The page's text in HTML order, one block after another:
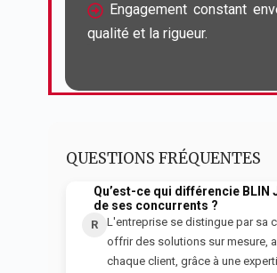
Engagement constant
qualité et la rigueur.
QUESTIONS FRÉQUENTES
Qu’est-ce qui différencie BLIN
de ses concurrents ?
R
L'entreprise se distingue par sa
offrir des solutions sur mesure,
chaque client, grâce à une